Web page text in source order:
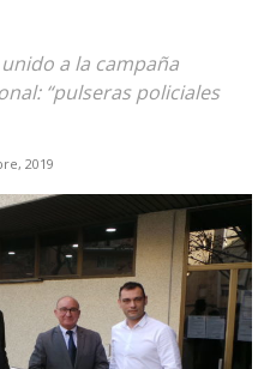
a la campaña
“pulseras policiales
2019